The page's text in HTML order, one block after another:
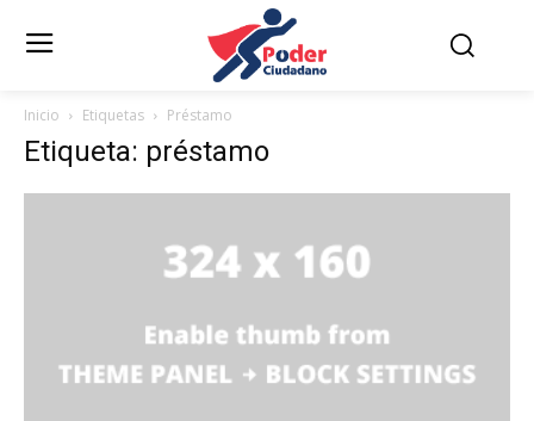
Inicio Etiquetas Préstamo
Etiqueta: préstamo